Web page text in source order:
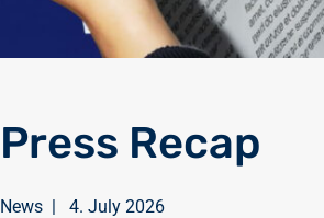
Press Recap
News| 4. July 2026